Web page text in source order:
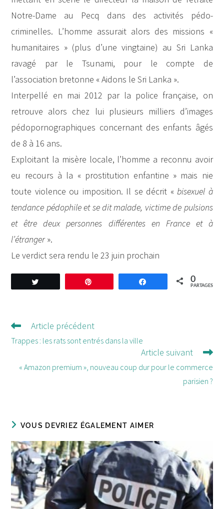
Notre-Dame au Pecq dans des activités pédo-
criminelles. L’homme assurait alors des missions «
humanitaires » (plus d’une vingtaine) au Sri Lanka
ravagé par le Tsunami, pour le compte de
l’association bretonne « Aidons le Sri Lanka ».
Interpellé en mai 2012 par la police française, on
retrouve alors chez lui plusieurs milliers d’images
pédopornographiques concernant des enfants âgés
de 8 à 16 ans.
Exploitant la misère locale, l’homme a reconnu avoir
eu recours à la « prostitution enfantine » mais nie
toute violence ou imposition. Il se décrit «bisexuel à
tendance pédophile et se dit malade, victime de pulsions
et être deux personnes différentes en France et à
l’étranger».
Le verdict sera rendu le 23 juin prochain
Partagez 0
PARTAGES
Lire
d'autres
Article précédent
Trappes : les rats sont entrés dans la ville
Article suivant
« Amazon premium », nouveau coup dur pour le commerce
parisien ?
VOUS DEVRIEZ ÉGALEMENT AIMER